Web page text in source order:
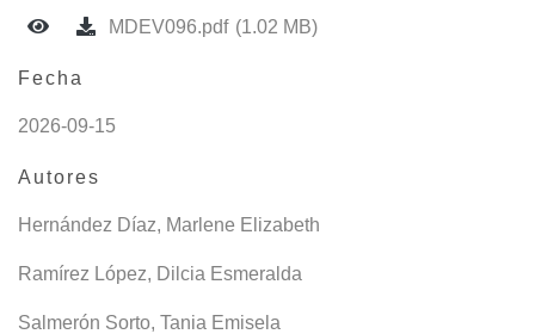
MDEV096.pdf (1.02 MB)
Fecha
2026-09-15
Autores
Hernández Díaz, Marlene Elizabeth
Ramírez López, Dilcia Esmeralda
Salmerón Sorto, Tania Emisela